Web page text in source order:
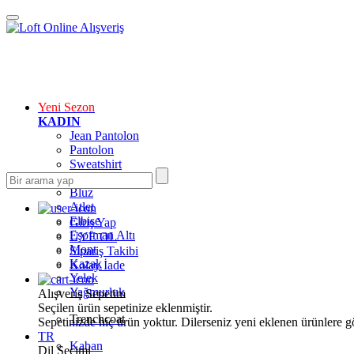
Yeni Sezon
KADIN
Jean Pantolon
Pantolon
Sweatshirt
Gömlek
Bluz
Atlet
Elbise
Eşofman Altı
Mont
Kazak
Yelek
Yağmurluk
Trenchcoat
Kaban
Giriş Yap
ÜYE OL
Sipariş Takibi
Kolay İade
Alışveriş Sepetim
Seçilen ürün sepetinize eklenmiştir.
Sepetinizde hiç ürün yoktur. Dilerseniz yeni eklenen ürünlere
TR
Dil Seçimi